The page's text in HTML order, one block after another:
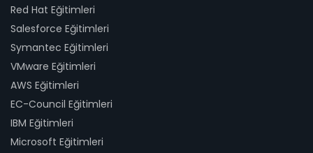
Red Hat Eğitimleri
Salesforce Eğitimleri
Symantec Eğitimleri
VMware Eğitimleri
AWS Eğitimleri
EC-Council Eğitimleri
IBM Eğitimleri
Microsoft Eğitimleri